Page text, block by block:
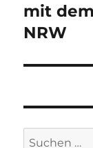
Beitrag:
mit
NRW
Suchen